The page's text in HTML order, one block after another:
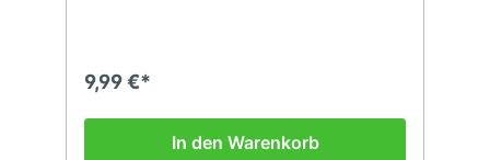
9,99 €*
In den Warenkorb